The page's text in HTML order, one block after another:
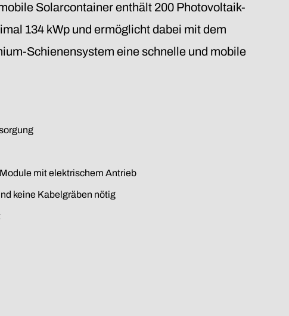
Solarcontainer enthält 200 Photovoltaik-
134 kWp und ermöglicht dabei mit dem
Schienensystem eine schnelle und mobile
mit elektrischem Antrieb
keine Kabelgräben nötig